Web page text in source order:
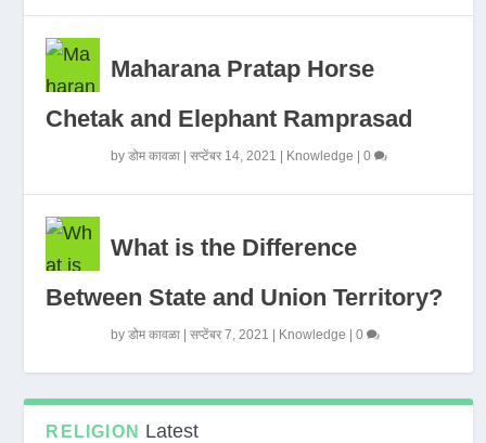
Maharana Pratap Horse
Chetak and Elephant Ramprasad
byडोम कावळा |सप्टेंबर 14, 2021 Knowledge |0
What is the Difference
Between State and Union Territory?
byडोम कावळा |सप्टेंबर 7, 2021 Knowledge |0
RELIGION Latest